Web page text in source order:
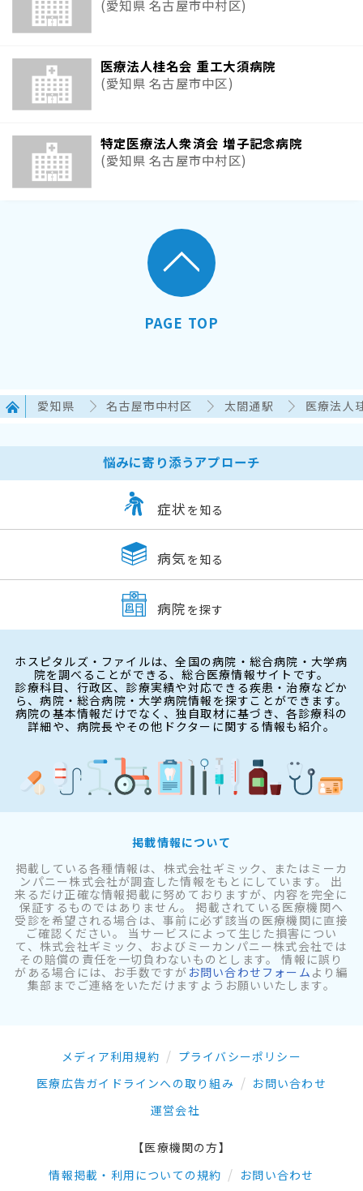
(愛知県 名古屋市中村区)
医療法人桂名会 重工大須病院
(愛知県 名古屋市中区)
特定医療法人衆済会 増子記念病院
(愛知県 名古屋市中村区)
PAGE TOP
愛知県 名古屋市中村区 太閤通駅 医療法人
悩みに寄り添うアプローチ
症状 を知る
病気 を知る
病院 を探す
ホスピタルズ・ファイルは、全国の病院・総合病院・大学病
院を調べることができる、総合医療情報サイトです。
診療科目、行政区、診療実績や対応できる疾患・治療などか
ら、病院・総合病院・大学病院情報を探すことができます。
病院の基本情報だけでなく、独自取材に基づき、各診療科の
詳細や、病院長やその他ドクターに関する情報も紹介。
掲載情報について
掲載している各種情報は、株式会社ギミック、またはミーカ
ンパニー株式会社が調査した情報をもとにしています。 出
来るだけ正確な情報掲載に努めておりますが、内容を完全に
保証するものではありません。 掲載されている医療機関へ
受診を希望される場合は、事前に必ず該当の医療機関に直接
ご確認ください。 当サービスによって生じた損害につい
て、株式会社ギミック、およびミーカンパニー株式会社では
その賠償の責任を一切負わないものとします。 情報に誤り
がある場合には、お手数ですが お問い合わせフォーム より編
集部までご連絡をいただけますようお願いいたします。
メディア利用規約
プライバシーポリシー
医療広告ガイドラインへの取り組み
お問い合わせ
運営会社
【医療機関の方】
情報掲載・利用についての規約
お問い合わせ